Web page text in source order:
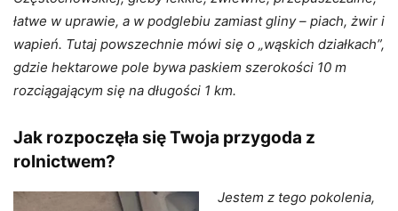
łatwe w uprawie, a w podglebiu zamiast gliny – piach, żwir i
wapień. Tutaj powszechnie mówi się o „wąskich działkach”,
gdzie hektarowe pole bywa paskiem szerokości 10 m
rozciągającym się na długości 1 km.
Jak rozpoczęła się Twoja przygoda z
rolnictwem?
Jestem z tego pokolenia,